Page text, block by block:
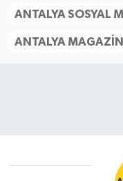
ANTALYA SOSYAL
ANTALYA MAGAZIN